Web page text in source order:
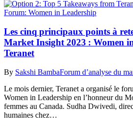
Les cinq principaux points à
Market Insight 2023 : Women
Teranet
By Sakshi BambaForum d’analyse du
Le mois dernier, Teranet a organisé le
Women in Leadership en l’honneur du
femmes au Canada. Sudha Dwivedi,
humaines chez…